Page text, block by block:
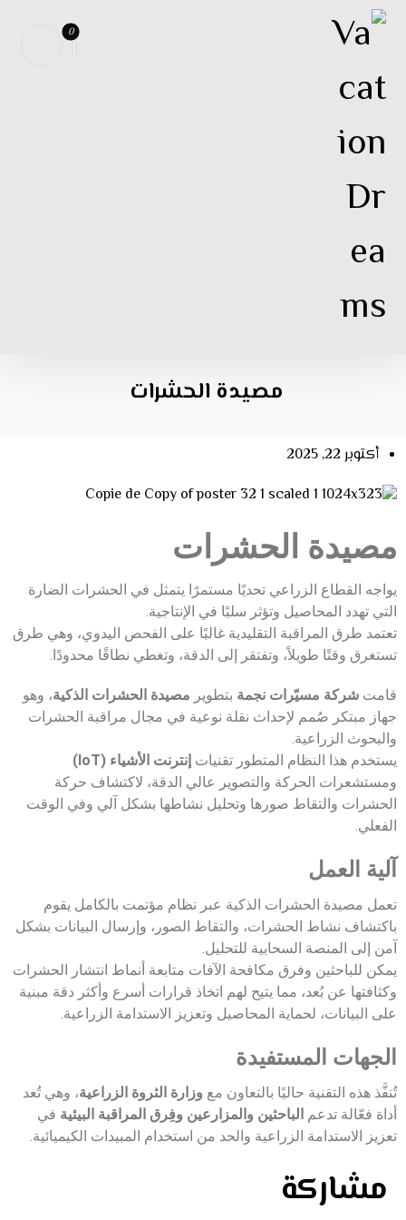
مصيدة الحشرات
أكتوبر 22, 2025
مصيدة الحشرات
يواجه القطاع الزراعي تحديًا مستمرًا يتمثل في الحشرات الضارة
التي تهدد المحاصيل وتؤثر سلبًا في الإنتاجية.
تعتمد طرق المراقبة التقليدية غالبًا على الفحص اليدوي، وهي طرق
تستغرق وقتًا طويلاً، وتفتقر إلى الدقة، وتغطي نطاقًا محدودًا.
قامت شركة مسيّرات نجمة بتطوير مصيدة الحشرات الذكية، وهو
جهاز مبتكر صُمم لإحداث نقلة نوعية في مجال مراقبة الحشرات
والبحوث الزراعية.
يستخدم هذا النظام المتطور تقنيات إنترنت الأشياء (IoT)
ومستشعرات الحركة والتصوير عالي الدقة، لاكتشاف حركة
الحشرات والتقاط صورها وتحليل نشاطها بشكل آلي وفي الوقت
الفعلي.
آلية العمل
تعمل مصيدة الحشرات الذكية عبر نظام مؤتمت بالكامل يقوم
باكتشاف نشاط الحشرات، والتقاط الصور، وإرسال البيانات بشكل
آمن إلى المنصة السحابية للتحليل.
يمكن للباحثين وفرق مكافحة الآفات متابعة أنماط انتشار الحشرات
وكثافتها عن بُعد، مما يتيح لهم اتخاذ قرارات أسرع وأكثر دقة مبنية
على البيانات، لحماية المحاصيل وتعزيز الاستدامة الزراعية.
الجهات المستفيدة
تُنفَّذ هذه التقنية حاليًا بالتعاون مع وزارة الثروة الزراعية، وهي تُعد
أداة فعّالة تدعم الباحثين والمزارعين وفِرق المراقبة البيئية في
تعزيز الاستدامة الزراعية والحد من استخدام المبيدات الكيميائية.
مشاركة